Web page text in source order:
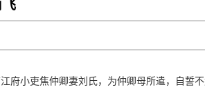
府小吏焦仲卿妻刘氏，为仲卿母所遣，自誓